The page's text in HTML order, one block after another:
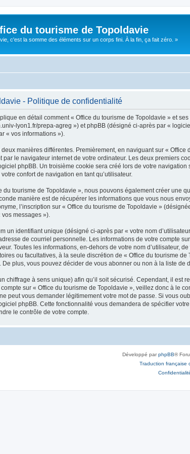
du tourisme de Topoldavie
c'est la somme des éléments sur un corps fini. À la fin, ça fait zéro. »
- Politique de confidentialité
en détail comment « Office du tourisme de Topoldavie » et
lyon1.fr/prepa-agreg ») et phpBB (désigné ci-après par «
« vos informations »).
manières différentes. Premièrement, en naviguant sur «
le navigateur internet de votre ordinateur. Les deux premiers
phpBB. Un troisième cookie sera créé lors de votre
confort de navigation en tant qu’utilisateur.
du tourisme de Topoldavie », nous pouvons également créer
manière est de récupérer les informations que vous nous
l’inscription sur « Office du tourisme de Topoldavie »
messages »).
un identifiant unique (désigné ci-après par « votre nom
de courriel personnelle. Les informations de votre compte
Toutes les informations, en-dehors de votre nom d’utilisateur,
ou facultatives, à la seule discrétion de « Office du tourisme
plus, vous pouvez décider de vous abonner ou non à la liste
chiffrage à sens unique) afin qu’il soit sécurisé. Cependant, il
sur « Office du tourisme de Topoldavie », veillez donc à le
peut vous demander légitimement votre mot de passe. Si vous
phpBB. Cette fonctionnalité vous demandera de spécifier
le contrôle de votre compte.
Développé parphpBB®
Traduction française